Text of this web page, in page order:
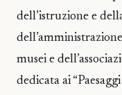
dell’istruzione e
musei e
dedicata ai